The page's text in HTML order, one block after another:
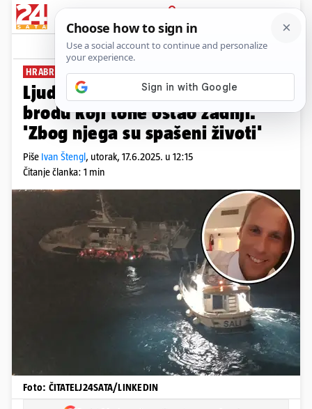
PRIJAVA
News Komentari
HRABRI ČIN ZAPOVJEDNIKA
Ljudina s 'Melite': Marko je na
brodu koji tone ostao zadnji.
'Zbog njega su spašeni životi'
Piše Ivan Štengl, utorak, 17.6.2025. u 12:15
Čitanje članka: 1 min
Foto: ČITATELJ24SATA/LINKEDIN